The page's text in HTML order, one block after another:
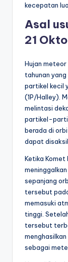
kecepatan
Asal
21
Hujan
tahunan
partikel kecil
(1P/Halley).
melintasi
partikel-
berada di
dapat
Ketika Komet
sepanjang
tersebut
memasuki
tinggi.
tersebut
sebagai